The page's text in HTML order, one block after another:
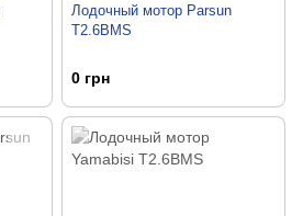
Лодочный мотор Parsun
T2.6BMS
0 грн